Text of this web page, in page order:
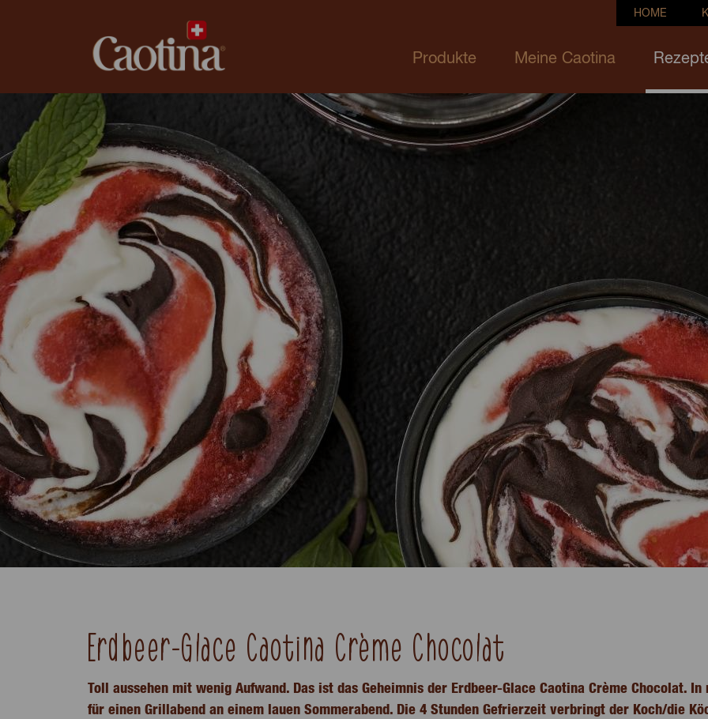
caotina.ch
HOME
Produkte Meine Caotina
Erdbeer-Glace Caotina Crème Chocolat
Toll aussehen mit wenig Aufwand. Das ist das Geheimnis der Erdbeer-Glace Caotina Crème Chocolat.
für einen Grillabend an einem lauen Sommerabend. Die 4 Stunden Gefrierzeit verbringt der Koch/die